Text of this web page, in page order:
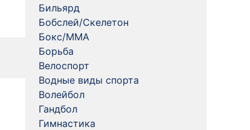
Бильярд
Бобслей/Скелетон
Бокс/MMA
Борьба
Велоспорт
Водные виды спорта
Волейбол
Гандбол
Гимнастика